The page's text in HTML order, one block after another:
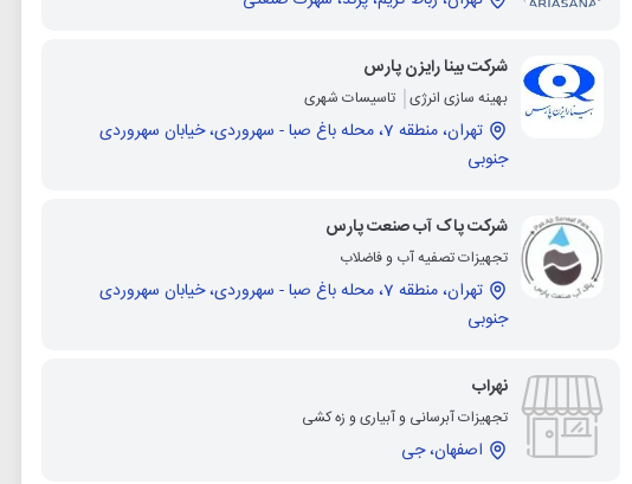
شرکت بینا رایزن پارس
بهینه سازی انرژی تاسیسات شهری
تهران، منطقه 7، محله باغ صبا - سهروردی، خیابان سهروردی
جنوبی
شرکت پاک آب صنعت پارس
تجهیزات تصفیه آب و فاضلاب
تهران، منطقه 7، محله باغ صبا - سهروردی، خیابان سهروردی
جنوبی
نهراب
تجهیزات آبرسانی و آبیاری و زه کشی
اصفهان، جی